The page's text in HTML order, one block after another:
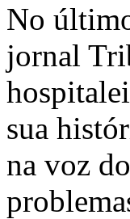
No
jornal
sua
na voz